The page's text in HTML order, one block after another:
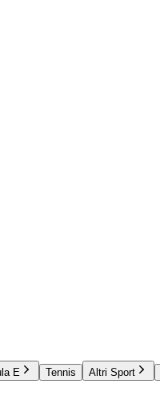
E Tennis Altri Sport